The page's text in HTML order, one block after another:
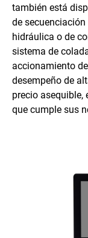
también está
de
hidráulica o de
sistema de
accionamiento
desempeño de
precio asequible,
que cumple sus